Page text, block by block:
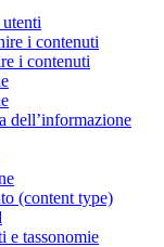
i contenuti
i contenuti
dell’informazione
(content type)
e tassonomie